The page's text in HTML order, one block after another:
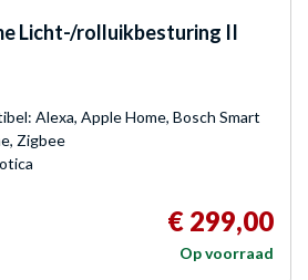
Licht-/rolluikbesturing II
Alexa, Apple Home, Bosch Smart
Zigbee
€ 299,00
Op voorraad